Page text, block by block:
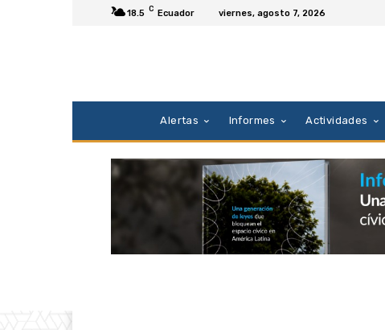
18.5 C Ecuador viernes, agosto 7, 2026
Alertas Informes Actividades